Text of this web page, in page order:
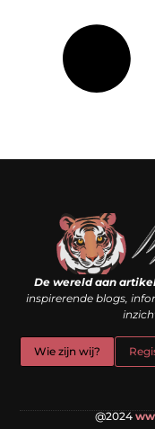
De wereld aan
inspirerende blogs,
Wie zijn wij?
@2024